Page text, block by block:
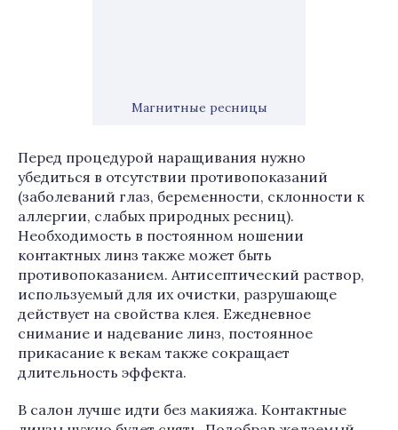
Магнитные ресницы
Перед процедурой наращивания нужно
убедиться в отсутствии противопоказаний
(заболеваний глаз, беременности, склонности к
аллергии, слабых природных ресниц).
Необходимость в постоянном ношении
контактных линз также может быть
противопоказанием. Антисептический раствор,
используемый для их очистки, разрушающе
действует на свойства клея. Ежедневное
снимание и надевание линз, постоянное
прикасание к векам также сокращает
длительность эффекта.
В салон лучше идти без макияжа. Контактные